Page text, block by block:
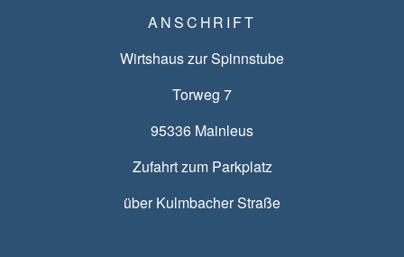
ANSCHRIFT
Wirtshaus zur Spinnstube
Torweg 7
95336 Mainleus
Zufahrt zum Parkplatz
über Kulmbacher Straße